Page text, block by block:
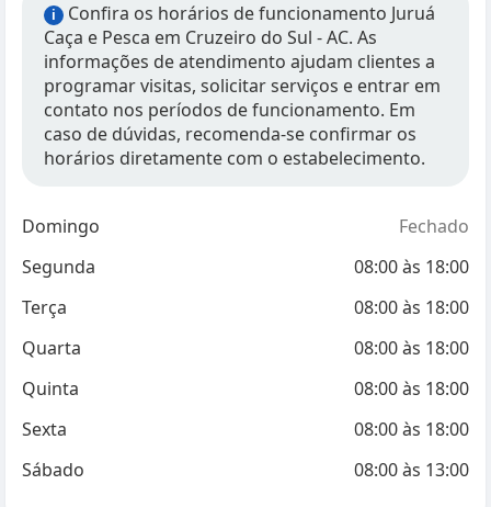
i
Confira os horários de funcionamento Juruá
Caça e Pesca em Cruzeiro do Sul - AC. As
informações de atendimento ajudam clientes a
programar visitas, solicitar serviços e entrar em
contato nos períodos de funcionamento. Em
caso de dúvidas, recomenda-se confirmar os
horários diretamente com o estabelecimento.
Domingo
Fechado
Segunda
08:00às 18:00
Terça
08:00às 18:00
Quarta
08:00às 18:00
Quinta
08:00às 18:00
Sexta
08:00às 18:00
Sábado
08:00às 13:00